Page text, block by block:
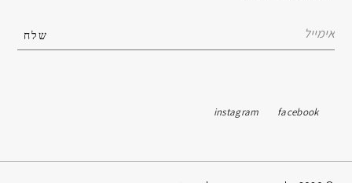
facebook
instagram